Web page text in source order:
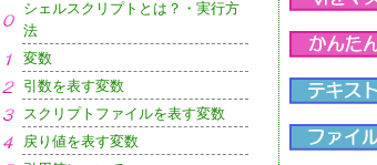
シェルスクリプトとは？・実行方
法
変数
引数を表す変数
スクリプトファイルを表す変数
戻り値を表す変数